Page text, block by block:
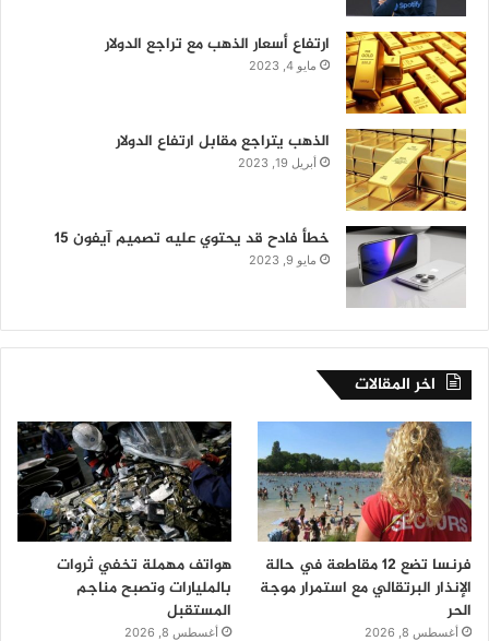
ارتفاع أسعار الذهب مع تراجع الدولار
مايو 4, 2023
الذهب يتراجع مقابل ارتفاع الدولار
أبريل 19, 2023
خطأ فادح قد يحتوي عليه تصميم آيفون 15
مايو 9, 2023
اخر المقالات
فرنسا تضع 12 مقاطعة في حالة
الإنذار البرتقالي مع استمرار موجة
الحر
أغسطس 8, 2026
هواتف مهملة تخفي ثروات
بالمليارات وتصبح مناجم
المستقبل
أغسطس 8, 2026